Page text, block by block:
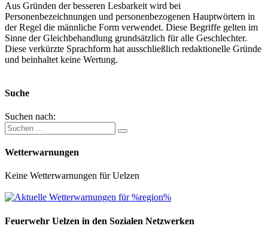
Aus Gründen der besseren Lesbarkeit wird bei
Personenbezeichnungen und personenbezogenen Hauptwörtern in
der Regel die männliche Form verwendet. Diese Begriffe gelten im
Sinne der Gleichbehandlung grundsätzlich für alle Geschlechter.
Diese verkürzte Sprachform hat ausschließlich redaktionelle Gründe
und beinhaltet keine Wertung.
Suche
Suchen nach:
Wetterwarnungen
Keine Wetterwarnungen für Uelzen
Feuerwehr Uelzen in den Sozialen Netzwerken